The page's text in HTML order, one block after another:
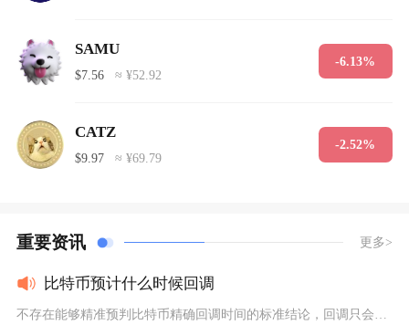
SAMU
$7.56 ≈ ¥52.92
-6.13%
CATZ
$9.97 ≈ ¥69.79
-2.52%
重要资讯 更多>
比特币预计什么时候回调
不存在能够精准预判比特币精确回调时间的标准结论，回调只会在宏...